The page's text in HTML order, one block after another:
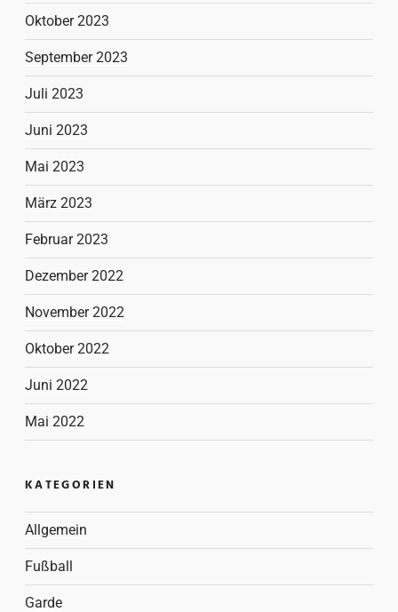
Oktober 2023
September 2023
Juli 2023
Juni 2023
Mai 2023
März 2023
Februar 2023
Dezember 2022
November 2022
Oktober 2022
Juni 2022
Mai 2022
KATEGORIEN
Allgemein
Fußball
Garde